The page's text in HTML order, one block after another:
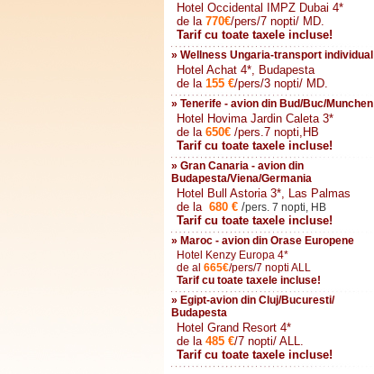
Hotel Occidental IMPZ Dubai 4*
de la 770€/pers/7 nopti/ MD.
Tarif cu toate taxele incluse!
» Wellness Ungaria-transport individual
Hotel Achat 4*, Budapesta
de la 155 €/pers/3 nopti/ MD.
» Tenerife - avion din Bud/Buc/Munchen
Hotel Hovima Jardin Caleta 3*
de la 650€ /pers.7 nopti,HB
Tarif cu toate taxele incluse!
» Gran Canaria - avion din
Budapesta/Viena/Germania
Hotel Bull Astoria 3*, Las Palmas
de la 680 € /pers. 7 nopti, HB
Tarif cu toate taxele incluse!
» Maroc - avion din Orase Europene
Hotel Kenzy Europa 4*
de al 665€/pers/7 nopti ALL
Tarif cu toate taxele incluse!
» Egipt-avion din Cluj/Bucuresti/
Budapesta
Hotel Grand Resort 4*
de la485 €/7 nopti/ ALL.
Tarif cu toate taxele incluse!